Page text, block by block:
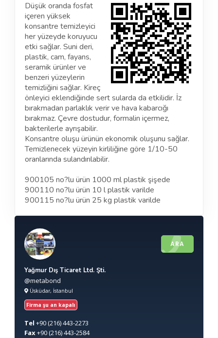
Düşük oranda fosfat
içeren yüksek
konsantre temizleyici
her yüzeyde koruyucu
etki sağlar. Suni deri,
plastik, cam, fayans,
seramik ürünler ve
benzeri yüzeylerin
temizliğini sağlar. Kireç
önleyici eklendiğinde sert sularda da etkilidir. İz
bırakmadan parlaklık verir ve hava kabarcığı
bırakmaz. Çevre dostudur, formalin içermez,
bakterilerle ayrışabilir.
Konsantre oluşu ürünün ekonomik oluşunu sağlar.
Temizlenecek yüzeyin kirliliğine göre 1/10-50
oranlarında sulandırılabilir.
900105 no?lu ürün 1000 ml plastik şişede
900110 no?lu ürün 10 l plastik varilde
900115 no?lu ürün 25 kg plastik varilde
ARA
Yağmur Dış Ticaret Ltd. Şti.
@metabond
Üsküdar, İstanbul
Firma şu an kapalı
Tel +90(216) 443-2273
Fax+90(216) 443-2584